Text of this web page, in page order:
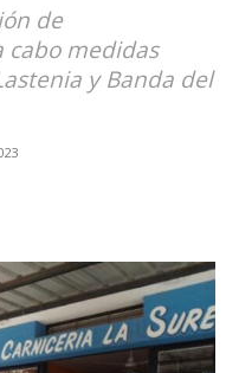
de
cabo medidas
y Banda del